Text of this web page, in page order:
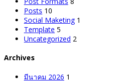
Posts 10
Social Maketing 1
Template 5
Uncategorized 2
Archives
มีนาคม 2026 1